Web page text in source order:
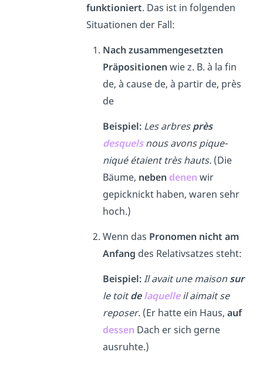
funktioniert. Das ist in folgenden
Situationen der Fall:
Nach zusammengesetzten
Präpositionen wie z. B. à la fin
de, à cause de, à partir de, près
de
Beispiel: Les arbresprès
desquelsnous avons pique-
niqué étaient très hauts. (Die
Bäume, neben denen wir
gepicknickt haben, waren sehr
hoch.)
Wenn das Pronomen nicht am
Anfang des Relativsatzes steht:
Beispiel:Il avait une maison sur
le toitdelaquelleil aimait se
reposer. (Er hatte ein Haus, auf
dessen Dach er sich gerne
ausruhte.)